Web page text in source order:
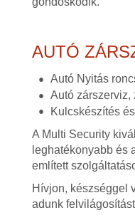
AUTÓ
Autó Nyitás
Autó zárszerviz,
Kulcskészítés
A Multi Security
leghatékonyabb és
említett
Hívjon, készséggel
adunk